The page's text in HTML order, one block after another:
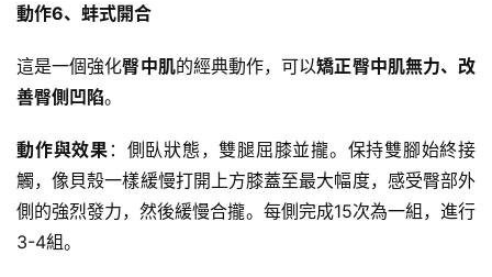
動作6、蚌式開合
這是一個強化臀中肌的經典動作，可以矯正臀中肌無力、改
善臀側凹陷。
動作與效果 ：側臥狀態，雙腿屈膝並攏。保持雙腳始終接
觸，像貝殼一樣緩慢打開上方膝蓋至最大幅度，感受臀部外
側的強烈發力，然後緩慢合攏。每側完成15次為一組，進行
3-4組。